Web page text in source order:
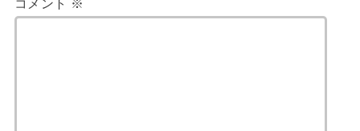
コメント ※